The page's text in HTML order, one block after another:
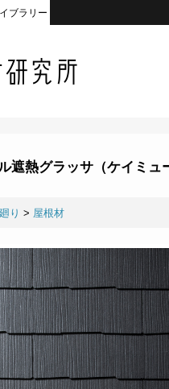
ブラリー
熱グラッサ（ケイミュ
り > 屋根材